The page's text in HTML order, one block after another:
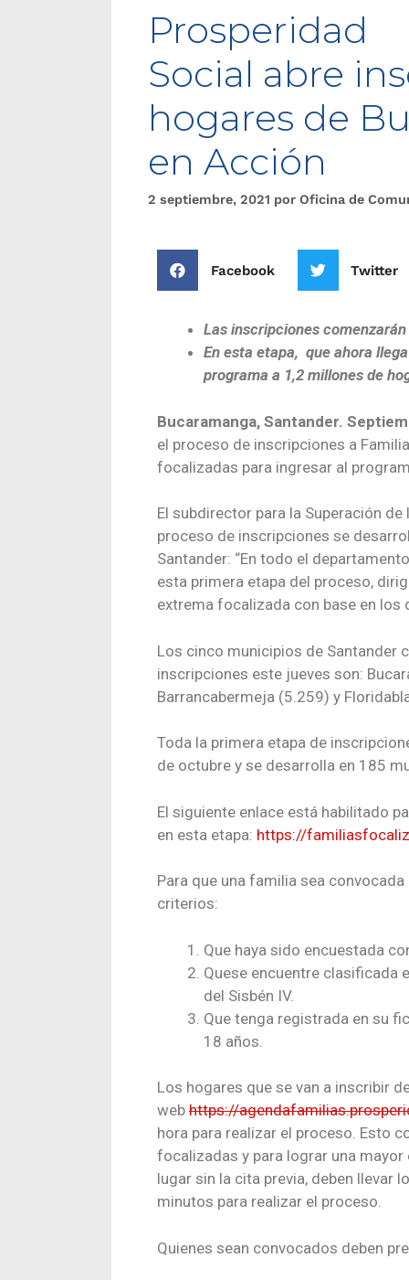
Prosperidad
Social abre
hogares de
en Acción
2 septiembre, 2021 por Oficina de
Facebook Twitter
Las inscripciones
En esta etapa, que ahora
programa a 1,2 millones de
Bucaramanga, Santander.
el proceso de inscripciones a
focalizadas para ingresar al
El subdirector para la Superación
proceso de inscripciones se
Santander: “En todo el
esta primera etapa del proceso,
extrema focalizada con base en los
Los cinco municipios de Santander
inscripciones este jueves son:
Barrancabermeja (5.259) y
Toda la primera etapa de
de octubre y se desarrolla en 185
El siguiente enlace está habilitado
en esta etapa: https://
Para que una familia sea
criterios:
Que haya sido encuestada
Quese encuentre clasificada
del Sisbén IV.
Que tenga registrada en su
18 años.
Los hogares que se van a inscribir
web https://
hora para realizar el proceso. Esto
focalizadas y para lograr una
lugar sin la cita previa, deben llevar
minutos para realizar el proceso.
Quienes sean convocados deben